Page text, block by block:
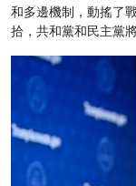
和多邊機制，動搖了
拾，共和黨和民主黨